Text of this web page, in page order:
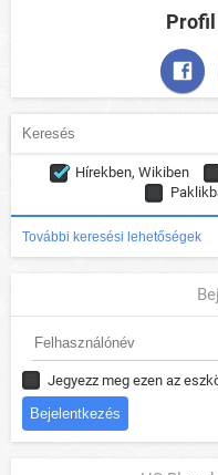
Hírekben, Wikiben
További keresési lehetőségek
Jegyezz meg ezen az